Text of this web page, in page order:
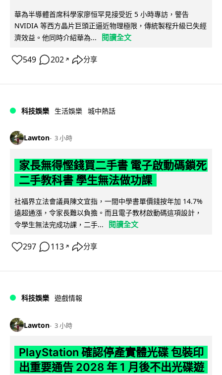
華為半導體首席科學家廖恒罕見接受近 5 小時專訪，警告
NVIDIA 等西方晶片巨頭正逼近物理極限，傳統製程升級已失經
濟效益。他同時介紹華為...
閱讀全文
549 202 ↗ 分享
科技娛樂 生活娛樂 城中熱話
Lawton 3 小時
家長無得慳錢買二手書 電子啟動碼鎖死
二手教科書 學生無法做功課
社福界立法會議員陳文宜指，一間中學書單價錢按年加 14.7%
遠超通漲，令家長難以負擔。而且電子教材啟動碼這項設計，
令學生無法完成功課，二手...
閱讀全文
297 113 ↗ 分享
科技娛樂 遊戲情報
Lawton 3 小時
PlayStation 確認停產實體光碟 包裝印
出重要通告 2028 年 1 月後不出光碟遊